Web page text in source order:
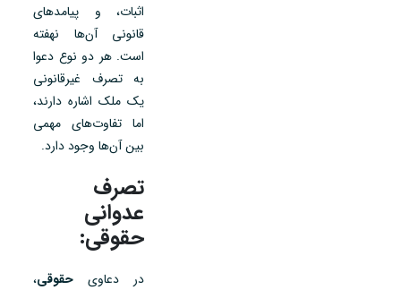
اثبات، و پیامدهای
قانونی آن‌ها نهفته
است. هر دو نوع دعوا
به تصرف غیرقانونی
یک ملک اشاره دارند،
اما تفاوت‌های مهمی
بین آن‌ها وجود دارد.
تصرف
عدوانی
حقوقی:
در دعاوی حقوقی،